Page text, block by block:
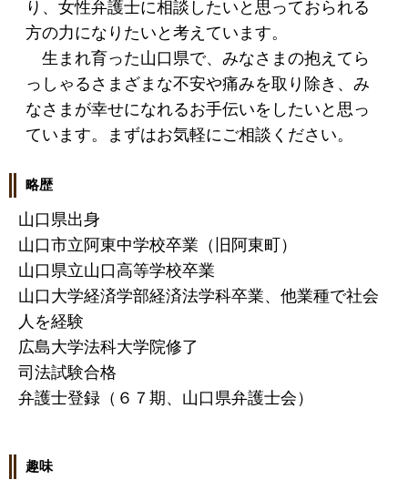
り、女性弁護士に相談したいと思っておられる
方の力になりたいと考えています。
生まれ育った山口県で、みなさまの抱えてら
っしゃるさまざまな不安や痛みを取り除き、み
なさまが幸せになれるお手伝いをしたいと思っ
ています。まずはお気軽にご相談ください。
略歴
山口県出身
山口市立阿東中学校卒業（旧阿東町）
山口県立山口高等学校卒業
山口大学経済学部経済法学科卒業、他業種で社会
人を経験
広島大学法科大学院修了
司法試験合格
弁護士登録（６７期、山口県弁護士会）
趣味